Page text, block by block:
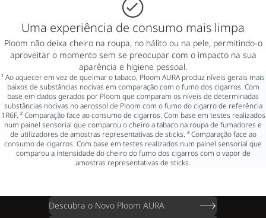
Uma experiência de consumo mais limpa
Ploom não deixa cheiro na roupa, no hálito ou na pele, permitindo-o
aproveitar o momento sem se preocupar com o impacto na sua
aparência e higiene pessoal.
¹ Ao aquecer em vez de queimar o tabaco, Ploom AURA produz níveis gerais mais
baixos de substâncias nocivas em comparação com o fumo dos cigarros. Com
base em dados gerados por Ploom que comparam os níveis de determinadas
substâncias nocivas no aerossol de Ploom com o fumo do cigarro de referência
1R6F. ² Comparação face ao consumo de cigarros. Com base em testes realizados
num painel sensorial que comparou o cheiro a tabaco na roupa de fumadores e
de utilizadores de amostras representativas de sticks. ³ Comparação face ao
consumo de cigarros. Com base em testes realizados num painel sensorial que
comparou a intensidade do cheiro do fumo dos cigarros com o vapor de
amostras representativas de sticks.
Descubra o Novo Ploom AURA